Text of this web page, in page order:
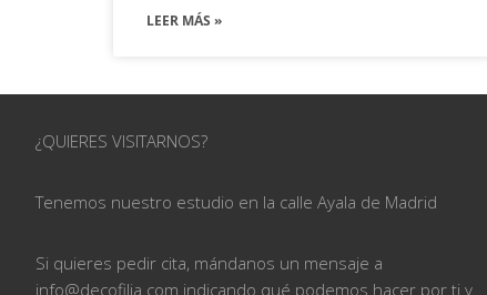
LEER MÁS »
¿QUIERES VISITARNOS?
Tenemos nuestro estudio en la calle Ayala de Madrid
Si quieres pedir cita, mándanos un mensaje a
info@decofilia.com indicando qué podemos hacer por ti y